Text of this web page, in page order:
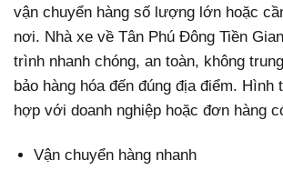
vận chuyển hàng số lượng lớn hoặc
nơi. Nhà xe về Tân Phú Đông Tiền
trình nhanh chóng, an toàn, không
bảo hàng hóa đến đúng địa điểm.
hợp với doanh nghiệp hoặc đơn hàng
Vận chuyển hàng nhanh